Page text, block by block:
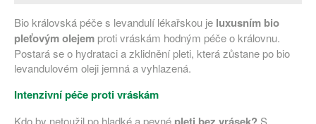
Bio královská péče s levandulí lékařskou je luxusním bio
pleťovým olejem proti vráskám hodným péče o královnu.
Postará se o hydrataci a zklidnění pleti, která zůstane po bio
levandulovém oleji jemná a vyhlazená.
Intenzivní péče proti vráskám
Kdo by netoužil po hladké a pevné
S